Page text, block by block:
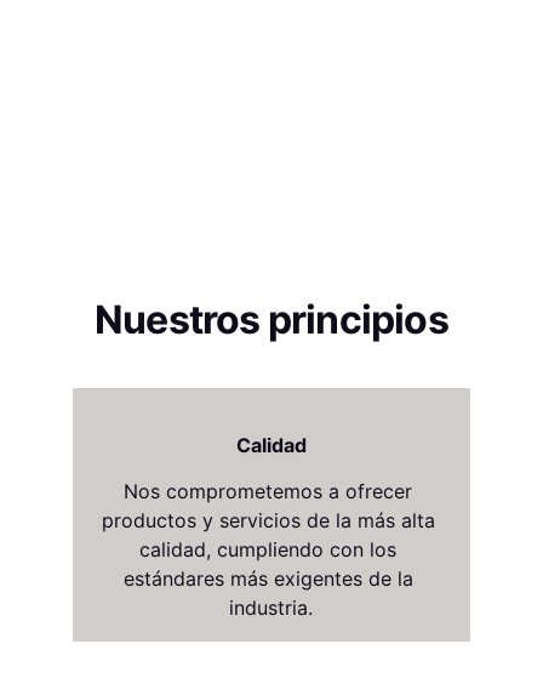
Nuestros principios
Nos comprometemos a ofrecer
productos y servicios de la más alta
calidad, cumpliendo con los
estándares más exigentes de la
industria.
Calidad